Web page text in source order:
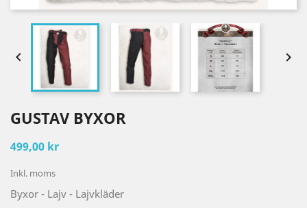
 
GUSTAV BYXOR
499,00 kr
Inkl. moms
Byxor - Lajv - Lajvkläder